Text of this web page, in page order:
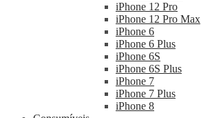
iPhone 12 Pro
iPhone 12 Pro Max
iPhone 6
iPhone 6 Plus
iPhone 6S
iPhone 6S Plus
iPhone 7
iPhone 7 Plus
iPhone 8